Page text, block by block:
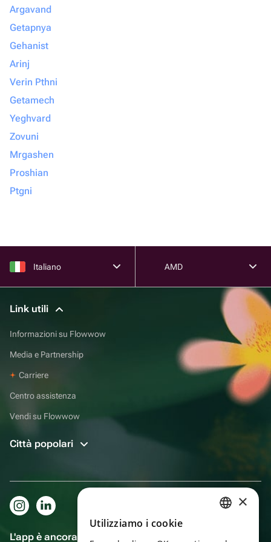
Argavand
Getapnya
Gehanist
Arinj
Verin Pthni
Getamech
Yeghvard
Zovuni
Mrgashen
Proshian
Ptgni
Italiano AMD
Link utili
Informazioni su Flowwow
Media e Partnership
Carriere
Centro assistenza
Vendi su Flowwow
Città popolari
L'app è ancora più comoda!
×
Utilizziamo i cookie